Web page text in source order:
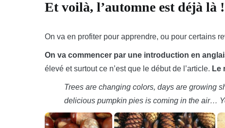
Et voilà, l’automne est déjà là
On va en profiter pour apprendre, ou pour certains
On va commencer par une introduction en
élevé et surtout ce n’est que le début de l’article. Le
Trees are changing colors, days are growing
delicious pumpkin pies is coming in the air…